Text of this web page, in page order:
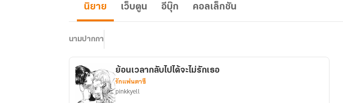
นิยาย เว็บตูน อีบุ๊ก คอลเล็กชัน
นามปากกา
ย้อนเวลากลับไปได้จะไม่รักเธอ
รักแฟนตาซี
pinkkyell